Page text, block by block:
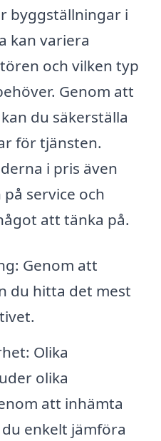
byggställningar i
kan variera
och vilken typ
Genom att
du säkerställa
för tjänsten.
i pris även
service och
att tänka på.
Genom att
du hitta det mest
Olika
olika
att inhämta
enkelt jämföra